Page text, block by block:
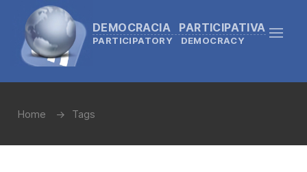
DEMOCRACIA PARTICIPATIVA
PARTICIPATORY DEMOCRACY
Home Tags